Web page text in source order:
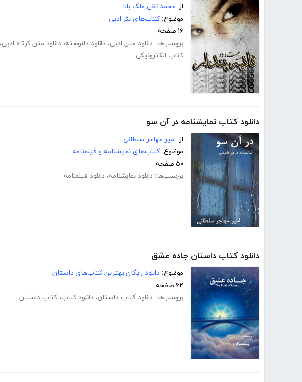
از: محمد تقی ملک بالا
موضوع: کتاب‌های نثر ادبی
۱۶ صفحه
برچسب‌ها: دانلود متن ادبی، دانلود دلنوشته، دانلود متن کوتاه ادبی،
کتاب الکترونیکی
دانلود کتاب نمایشنامه در آن سو
از: امیر مهاجر سلطانی
موضوع: کتاب‌های نمایشنامه و فیلمنامه
۵۰ صفحه
برچسب‌ها: دانلود نمایشنامه، دانلود فیلمنامه
دانلود کتاب داستان جاده عشق
موضوع: دانلود رایگان بهترین کتاب‌های داستان
۶۲ صفحه
برچسب‌ها: دانلود کتاب داستان، دانلود کتاب، کتاب داستان